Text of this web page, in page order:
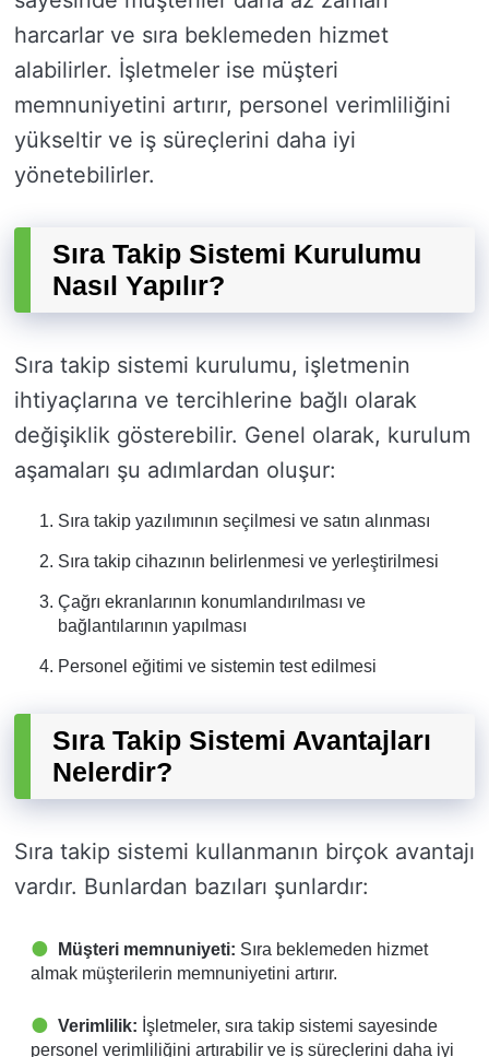
harcarlar ve sıra beklemeden hizmet
alabilirler. İşletmeler ise müşteri
memnuniyetini artırır, personel verimliliğini
yükseltir ve iş süreçlerini daha iyi
yönetebilirler.
Sıra Takip Sistemi Kurulumu
Nasıl Yapılır?
Sıra takip sistemi kurulumu, işletmenin
ihtiyaçlarına ve tercihlerine bağlı olarak
değişiklik gösterebilir. Genel olarak, kurulum
aşamaları şu adımlardan oluşur:
Sıra takip yazılımının seçilmesi ve satın alınması
Sıra takip cihazının belirlenmesi ve yerleştirilmesi
Çağrı ekranlarının konumlandırılması ve
bağlantılarının yapılması
Personel eğitimi ve sistemin test edilmesi
Sıra Takip Sistemi Avantajları
Nelerdir?
Sıra takip sistemi kullanmanın birçok avantajı
vardır. Bunlardan bazıları şunlardır:
Müşteri memnuniyeti: Sıra beklemeden hizmet
almak müşterilerin memnuniyetini artırır.
Verimlilik: İşletmeler, sıra takip sistemi sayesinde
personel verimliliğini artırabilir ve iş süreçlerini daha iyi